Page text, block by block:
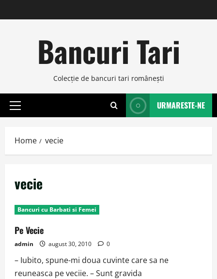
to
Bancuri Tari
Colecţie de bancuri tari româneşti
Primary
URMARESTE-NE
Home vecie
vecie
Bancuri cu Barbati si Femei
Pe Vecie
admin august 30, 2010 0
– Iubito, spune-mi doua cuvinte care sa ne
reuneasca pe veciie. – Sunt gravida